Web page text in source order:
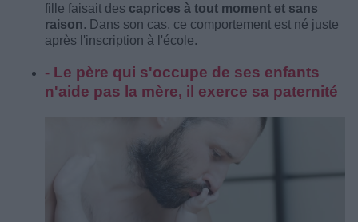
fille faisait des caprices à tout moment et sans
raison. Dans son cas, ce comportement est né juste
après l'inscription à l'école.
- Le père qui s'occupe de ses enfants
n'aide pas la mère, il exerce sa paternité